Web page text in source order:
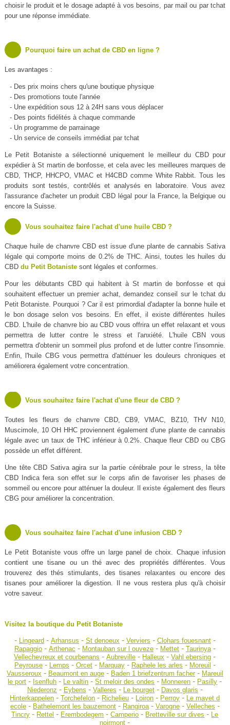
choisir le produit et le dosage adapté à vos besoins, par mail ou par tchat
pour une réponse immédiate.
Pourquoi faire un achat de CBD en ligne ?
Les avantages :
- Des prix moins chers qu'une boutique physique
- Des promotions toute l'année
- Une expédition sous 12 à 24H sans vous déplacer
- Des points fidélités à chaque commande
- Un programme de parrainage
- Un service de conseils immédiat par tchat
Le Petit Botaniste a sélectionné uniquement le meilleur du CBD pour
expédier à St martin de bonfosse, et cela avec les meilleures marques de
CBD, THCP, HHCPO, VMAC et H4CBD comme White Rabbit. Tous les
produits sont testés, contrôlés et analysés en laboratoire. Vous avez
l'assurance d'acheter un produit CBD légal pour la France, la Belgique ou
encore la Suisse.
Vous souhaitez faire l'achat d'une huile CBD ?
Chaque huile de chanvre CBD est issue d'une plante de cannabis Sativa
légale qui comporte moins de 0.2% de THC. Ainsi, toutes les huiles du
CBD du Petit Botanistesont légales et conformes.
Pour les débutants CBD qui habitent à St martin de bonfosse et qui
souhaitent effectuer un premier achat, demandez conseil sur le tchat du
Petit Botaniste. Pourquoi ? Car il est primordial d'adapter la bonne huile et
le bon dosage selon vos besoins. En effet, il existe différentes huiles
CBD. L'huile de chanvre bio au CBD vous offrira un effet relaxant et vous
permettra de lutter contre le stress et l'anxiété. L'huile CBN vous
permettra d'obtenir un sommeil plus profond et de lutter contre l'insomnie.
Enfin, l'huile CBG vous permettra d'atténuer les douleurs chroniques et
améliorera également votre concentration.
Vous souhaitez faire l'achat d'une fleur de CBD ?
Toutes les fleurs de chanvre CBD, CB9, VMAC, BZ10, THV N10,
Muscimole, 10 OH HHC proviennent également d'une plante de cannabis
légale avec un taux de THC inférieur à 0.2%. Chaque fleur CBD ou CBG
possède un effet différent.
Une tête CBD Sativa agira sur la partie cérébrale pour le stress, la tête
CBD Indica fera son effet sur le corps afin de favoriser les phases de
sommeil ou encore pour atténuer la douleur. Il existe également des fleurs
CBG pour améliorer la concentration.
Vous souhaitez faire l'achat d'une infusion CBD ?
Le Petit Botaniste vous offre un large panel de choix. Chaque infusion
contient une tisane ou un thé avec des propriétés différentes. Vous
trouverez des thés stimulants, des tisanes relaxantes ou encore des
tisanes pour améliorer la digestion. Il ne vous restera plus qu'à choisir
votre saveur.
Visitez la boutique du Petit Botaniste
- Lingeard- Arhansus - St denoeux - Verviers - Clohars fouesnant-
Rapaggio- Arthenac - Montauban sur l ouveze- Mettet- Taurinya-
Vellechevreux et courbenans -Aubreville - Halleux -Vahl ebersing -
Peyrouse- Lemps - Orcet- Marquay- Raphele les arles - Moreuil -
Vausseroux - Beaumont en auge- Baden 1 briefzentrum facher- Mareuil
le port - Isenfluh - Le valtin -St meloir des ondes - Monneren - Pasilly -
Niederonz - Eybens - Valleres - Le bourget- Davos glaris -
Hinterkappelen -Torchefelon - Richelieu - Loiron - Perroy - Le mayet d
ecole- Bathelemont les bauzemont- Rangiroa- Varogne- Velleches -
Tincry - Rettel - Erembodegem -Camperio - Bretteville sur dives - Le
noirmont -